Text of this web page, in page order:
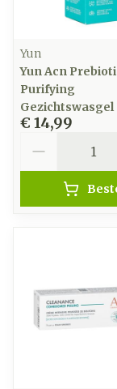
Yun
Yun Acn
Purifying
Gezichtswasgel
€ 14,99